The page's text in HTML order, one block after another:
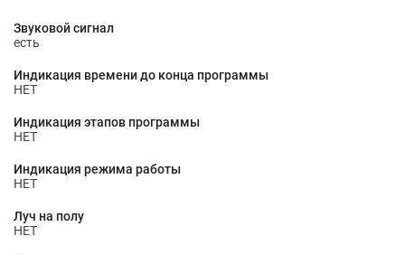
Звуковой сигнал
есть
Индикация времени до конца программы
НЕТ
Индикация этапов программы
НЕТ
Индикация режима работы
НЕТ
Луч на полу
НЕТ